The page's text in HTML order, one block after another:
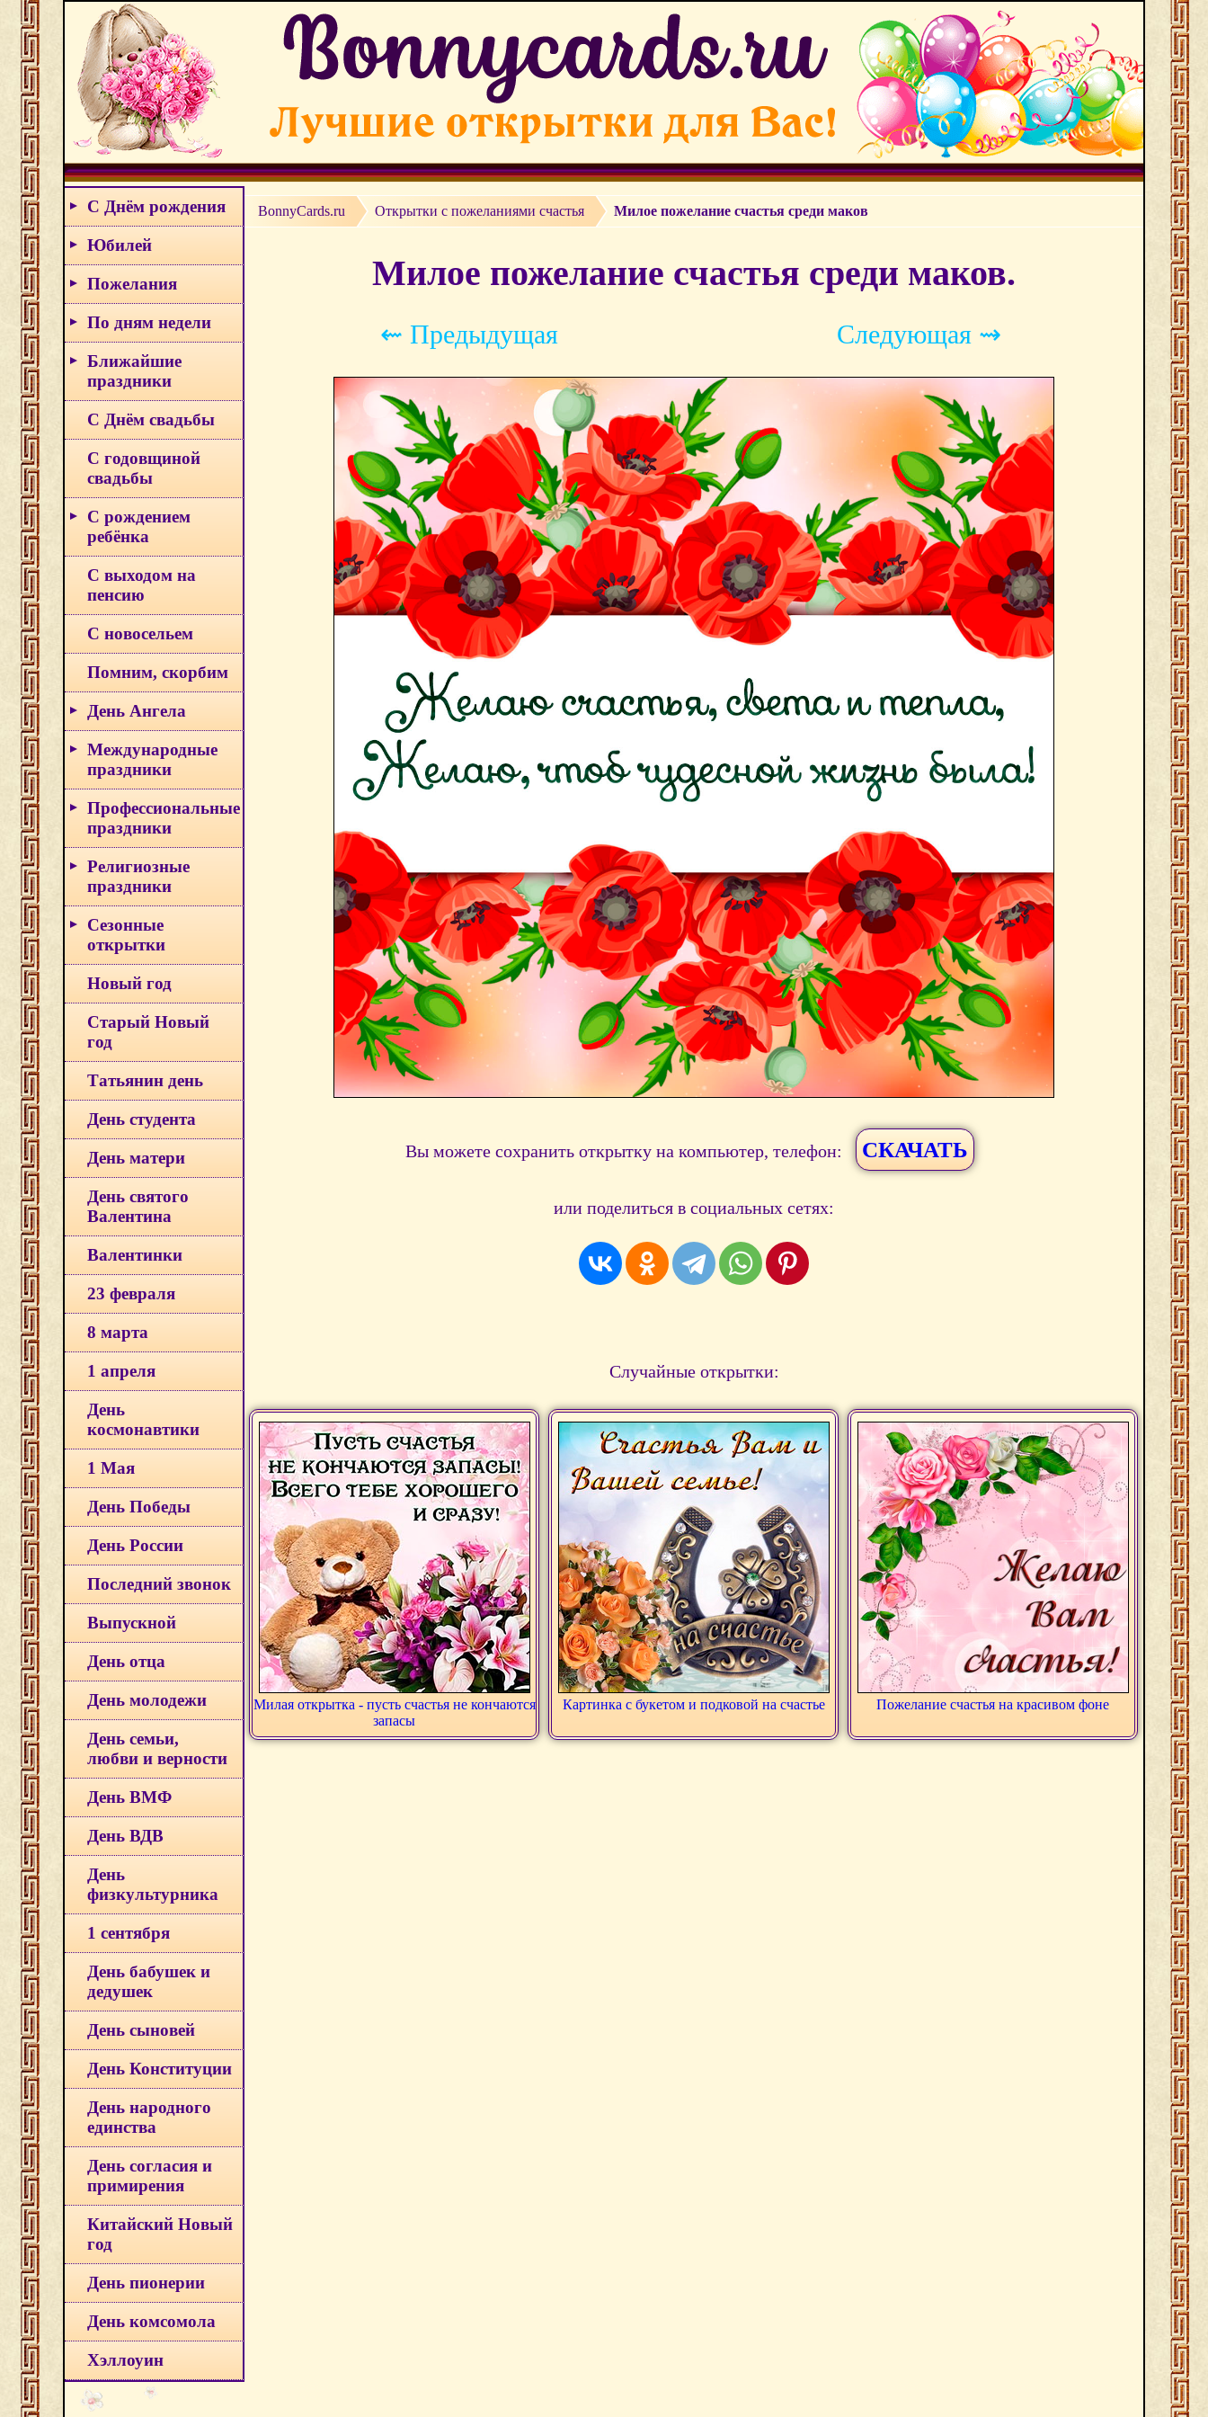
С Днём рождения
Юбилей
Пожелания
По дням недели
Ближайшие
праздники
С Днём свадьбы
С годовщиной
свадьбы
С рождением
ребёнка
С выходом на
пенсию
С новосельем
Помним, скорбим
День Ангела
Международные
праздники
Профессиональные
праздники
Религиозные
праздники
Сезонные
открытки
Новый год
Старый Новый
год
Татьянин день
День студента
День матери
День святого
Валентина
Валентинки
23 февраля
8 марта
1 апреля
День
космонавтики
1 Мая
День Победы
День России
Последний звонок
Выпускной
День отца
День молодежи
День семьи,
любви и верности
День ВМФ
День ВДВ
День
физкультурника
1 сентября
День бабушек и
дедушек
День сыновей
День Конституции
День народного
единства
День согласия и
примирения
Китайский Новый
год
День пионерии
День комсомола
Хэллоуин
BonnyCards.ru Открытки с пожеланиями счастья Милое пожелание счастья среди маков
Милое пожелание счастья среди маков.
⇜ Предыдущая Следующая ⇝
Вы можете сохранить открытку на компьютер, телефон: СКАЧАТЬ
или поделиться в социальных сетях:
Случайные открытки:
Милая открытка - пусть счастья не кончаются
запасы
Картинка с букетом и подковой на счастье Пожелание счастья на красивом фоне